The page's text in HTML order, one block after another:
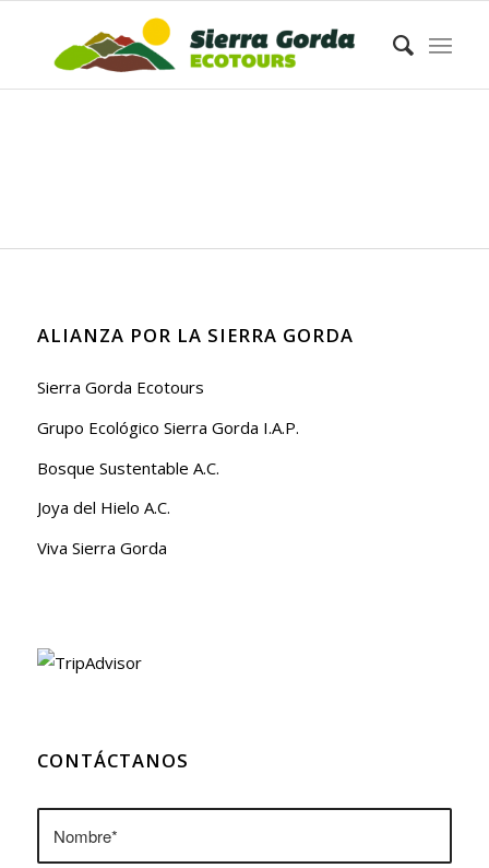
ALIANZA POR LA SIERRA GORDA
Sierra Gorda Ecotours
Grupo Ecológico Sierra Gorda I.A.P.
Bosque Sustentable A.C.
Joya del Hielo A.C.
Viva Sierra Gorda
CONTÁCTANOS